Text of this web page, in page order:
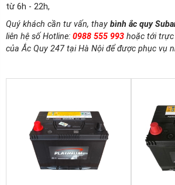
từ 6h - 22h,
Quý khách cần tư vấn, thay bình ắc quy
liên hệ số Hotline: 0988 555 993 hoặc tới
của Ắc Quy 247 tại Hà Nội để được phục vụ